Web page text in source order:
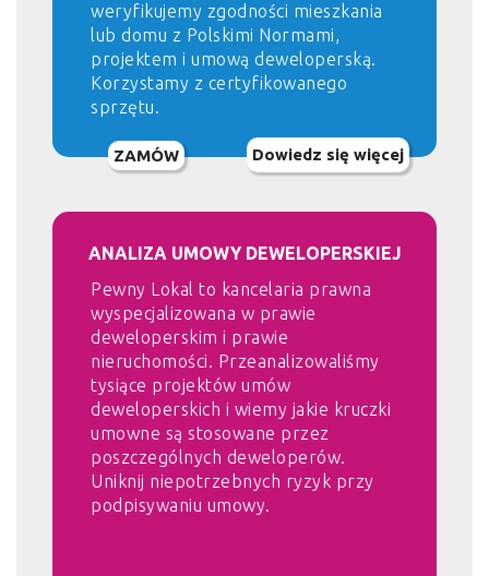
weryfikujemy zgodności mieszkania
lub domu z Polskimi Normami,
projektem i umową deweloperską.
Korzystamy z certyfikowanego
sprzętu.
ZAMÓW Dowiedz się więcej
ANALIZA UMOWY DEWELOPERSKIEJ
Pewny Lokal to kancelaria prawna
wyspecjalizowana w prawie
deweloperskim i prawie
nieruchomości. Przeanalizowaliśmy
tysiące projektów umów
deweloperskich i wiemy jakie kruczki
umowne są stosowane przez
poszczególnych deweloperów.
Uniknij niepotrzebnych ryzyk przy
podpisywaniu umowy.